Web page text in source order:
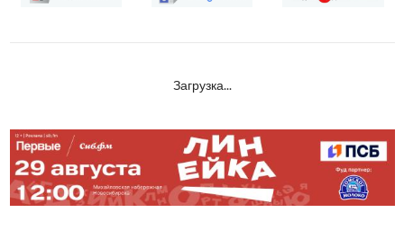
Загрузка...